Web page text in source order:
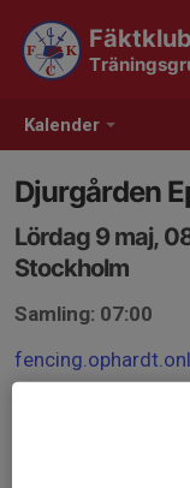
Kalender
Djurgården
Lördag 9 maj,
Stockholm
Samling: 07:00